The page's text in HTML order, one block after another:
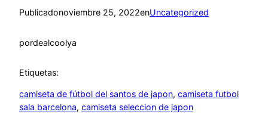
Publicadonoviembre 25, 2022enUncategorized
pordealcoolya
Etiquetas:
camiseta de fútbol del santos de japon, camiseta futbol
sala barcelona, camiseta seleccion de japon